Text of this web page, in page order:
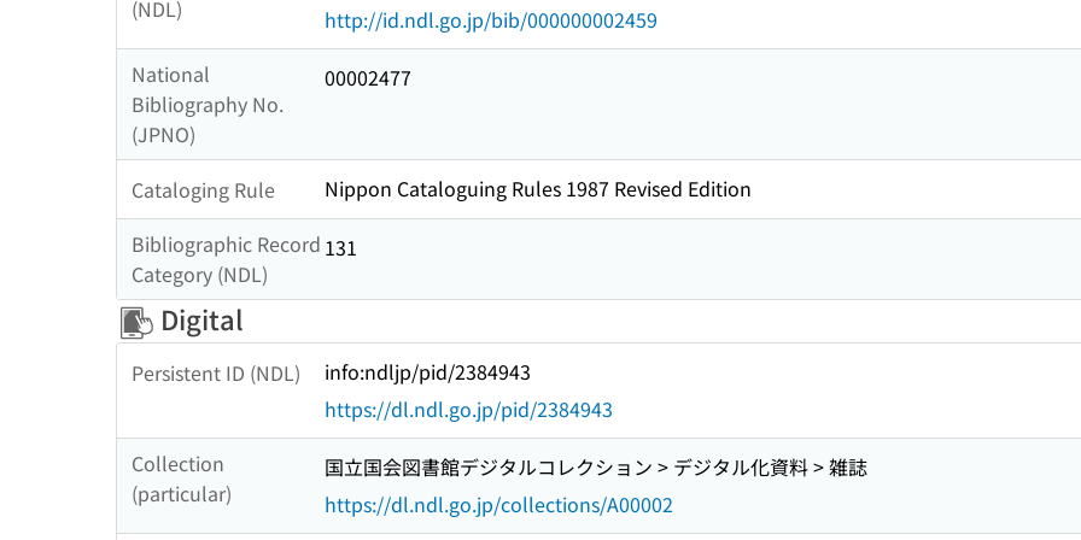
(NDL)
http://id.ndl.go.jp/bib/000000002459
National
Bibliography No.
(JPNO)
00002477
Cataloging Rule
Nippon Cataloguing Rules 1987 Revised Edition
Bibliographic Record
Category (NDL)
131
Digital
Persistent ID (NDL)
info:ndljp/pid/2384943
https://dl.ndl.go.jp/pid/2384943
Collection
(particular)
国立国会図書館デジタルコレクション > デジタル化資料 > 雑誌
https://dl.ndl.go.jp/collections/A00002